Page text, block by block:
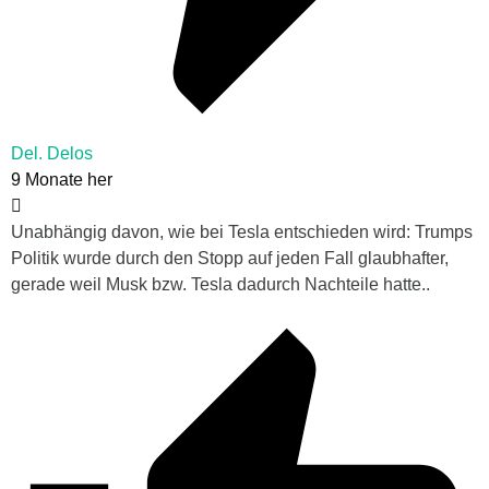
Del. Delos
9 Monate her
Unabhängig davon, wie bei Tesla entschieden wird: Trumps
Politik wurde durch den Stopp auf jeden Fall glaubhafter,
gerade weil Musk bzw. Tesla dadurch Nachteile hatte..